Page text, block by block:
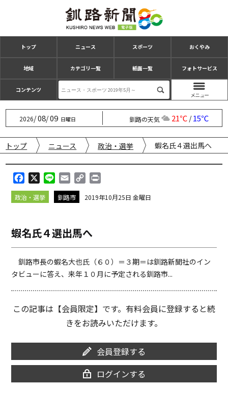
トップ ニュース スポーツ おくやみ
地域 カテゴリ一覧 紙面一覧 フォトサービス
コンテンツ
2026/08/09 日曜日 釧路の天気 21℃/15℃
トップ ニュース 政治・選挙 蝦名氏４選出馬へ
a
c
o
o
k
i
n
m
a
p
i
n
k
i
政治・選挙 釧路市 2019年10月25日 金曜日
蝦名氏４選出馬へ
釧路市長の蝦名大也氏（６０）＝３期＝は釧路新聞社のイン
タビューに答え、来年１０月に予定される釧路市...
この記事は【会員限定】です。有料会員に登録すると続
きをお読みいただけます。
会員登録する
ログインする